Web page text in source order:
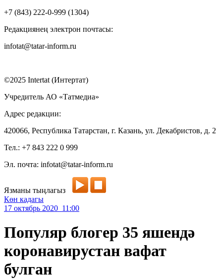
+7 (843) 222-0-999 (1304)
Редакциянең электрон почтасы:
infotat@tatar-inform.ru
©2025 Intertat (Интертат)
Учредитель АО «Татмедиа»
Адрес редакции:
420066, Республика Татарстан, г. Казань, ул. Декабристов, д. 2
Тел.: +7 843 222 0 999
Эл. почта: infotat@tatar-inform.ru
Язманы тыңлагыз
Көн кадагы
17 октябрь 2020 11:00
Популяр блогер 35 яшендә
коронавирустан вафат
булган